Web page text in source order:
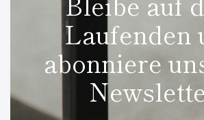
Laufenden
abonniere